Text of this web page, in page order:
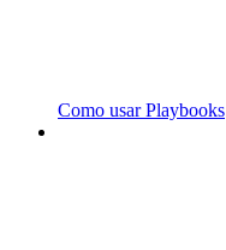
Como usar Playbooks